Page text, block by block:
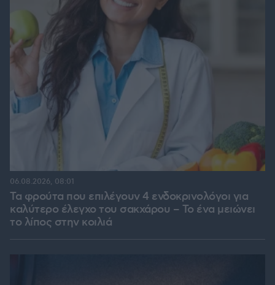
Τα φρούτα που επιλέγουν 4 ενδοκρινολόγοι για
καλύτερο έλεγχο του σακχάρου – Το ένα μειώνει
το λίπος στην κοιλιά
06.08.2026, 08:01